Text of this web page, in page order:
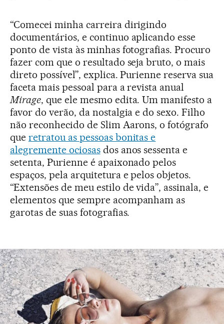
“Comecei minha carreira dirigindo
documentários, e continuo aplicando esse
ponto de vista às minhas fotografias. Procuro
fazer com que o resultado seja bruto, o mais
direto possível”, explica. Purienne reserva sua
faceta mais pessoal para a revista anual
Mirage, que ele mesmo edita. Um manifesto a
favor do verão, da nostalgia e do sexo. Filho
não reconhecido de Slim Aarons, o fotógrafo
que retratou as pessoas bonitas e
alegremente ociosasdos anos sessenta e
setenta, Purienne é apaixonado pelos
espaços, pela arquitetura e pelos objetos.
“Extensões de meu estilo de vida”, assinala, e
elementos que sempre acompanham as
garotas de suas fotografias.